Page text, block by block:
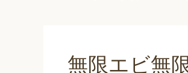
無限エビ無